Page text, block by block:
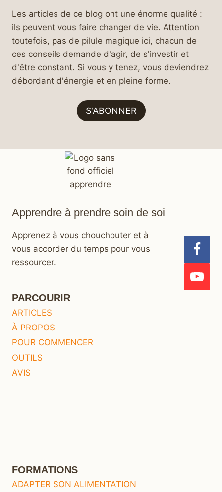
Les articles de ce blog ont une énorme qualité :
ils peuvent vous faire changer de vie. Attention
toutefois, pas de pilule magique ici, chacun de
ces conseils demande d'agir, de s'investir et
d'être constant. Si vous y tenez, vous deviendrez
débordant d'énergie et en pleine forme.
S'ABONNER
Apprendre à prendre soin de soi
Apprenez à vous chouchouter et à
vous accorder du temps pour vous
ressourcer.
PARCOURIR
ARTICLES
À PROPOS
POUR COMMENCER
OUTILS
AVIS
FORMATIONS
ADAPTER SON ALIMENTATION